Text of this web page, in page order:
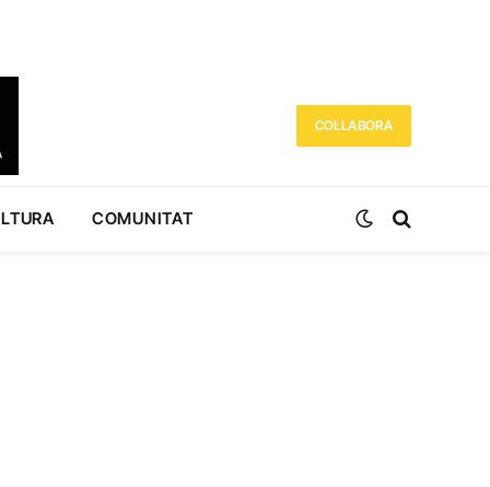
COL·LABORA
COMUNITAT